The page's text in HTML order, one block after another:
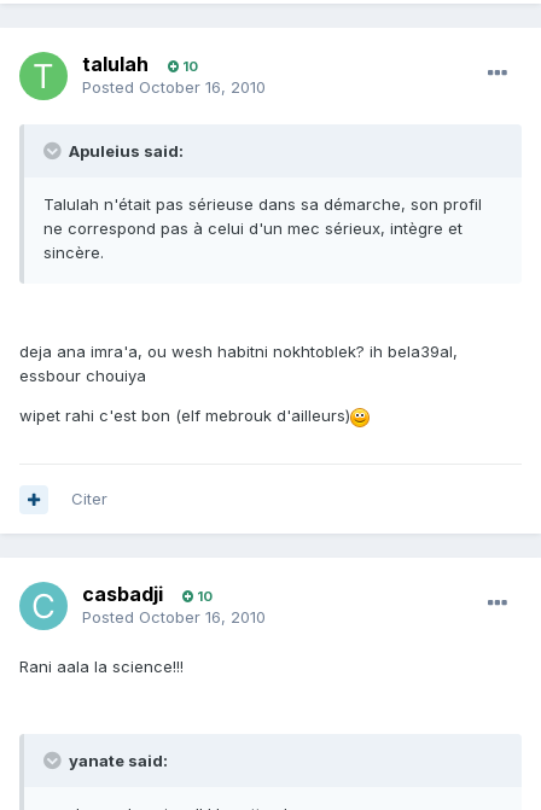
talulah 10
Posted October 16, 2010
Apuleius said:
Talulah n'était pas sérieuse dans sa démarche, son profil
ne correspond pas à celui d'un mec sérieux, intègre et
sincère.
deja ana imra'a, ou wesh habitni nokhtoblek? ih bela39al,
essbour chouiya
wipet rahi c'est bon (elf mebrouk d'ailleurs)
Citer
casbadji 10
Posted October 16, 2010
Rani aala la science!!!
yanate said: